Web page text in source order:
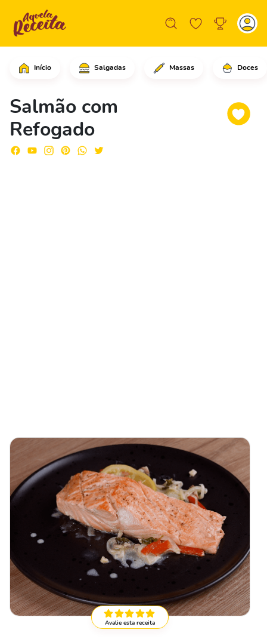
Início Salgadas Massas Doces
Salmão com
Refogado
Comece fazendo cortes superficiais
Avalie esta receita